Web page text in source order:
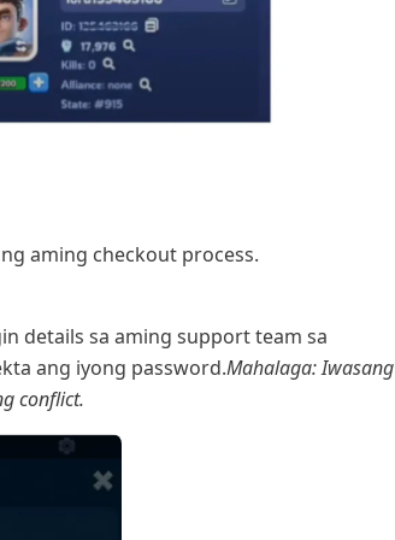
aming checkout process.
details sa aming support team sa
ang iyong password.Mahalaga: Iwasang
conflict.